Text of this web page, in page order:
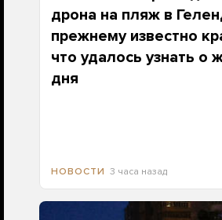
дрона на пляж в
прежнему известно
что удалось узнать о
дня
НОВОСТИ 3 часа назад